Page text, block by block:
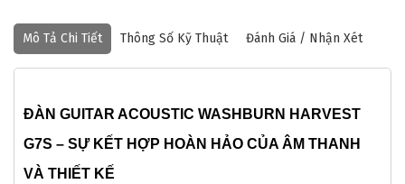
Mô Tả Chi Tiết Thông Số Kỹ Thuật Đánh Giá / Nhận Xét
ĐÀN GUITAR ACOUSTIC WASHBURN HARVEST
G7S – SỰ KẾT HỢP HOÀN HẢO CỦA ÂM THANH
VÀ THIẾT KẾ